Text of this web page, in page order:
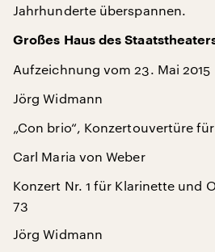
Jahrhunderte überspannen.
Großes Haus des
Aufzeichnung vom 23. Mai 2015
Jörg Widmann
„Con brio“, Konzertouvertüre
Carl Maria von Weber
Konzert Nr. 1 für Klarinette und
73
Jörg Widmann